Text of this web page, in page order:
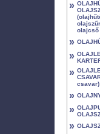
»
olajcső
»
»
»
csavar)
»
»
»